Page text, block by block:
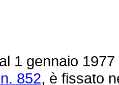
1 gennaio
852, è fissato